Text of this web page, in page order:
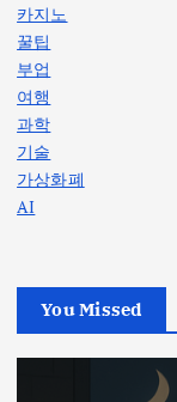
카지노
꿀팁
부업
여행
과학
기술
가상화폐
AI
You Missed